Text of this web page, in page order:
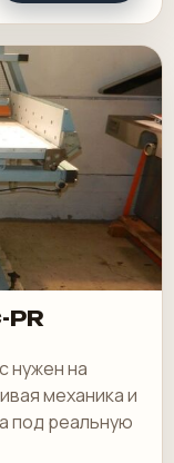
нужен на
механика и
под реальную